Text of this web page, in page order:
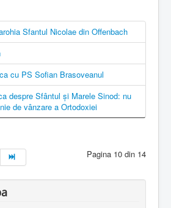
Sfantul Nicolae din Offenbach
cu PS Sofian Brasoveanul
despre Sfântul şi Marele Sinod: nu
de vânzare a Ortodoxiei
Pagina 10 din 14